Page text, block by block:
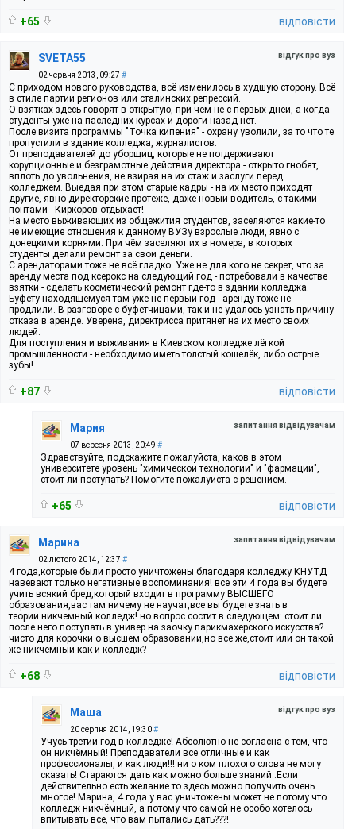
+65 відповісти
відгук про вуз
SVETA55
02 червня 2013, 09:27 #
С приходом нового руководства, всё изменилось в худшую сторону. Всё
в стиле партии регионов или сталинских репрессий.
О взятках здесь говорят в открытую, при чём не с первых дней, а когда
студенты уже на паследних курсах и дороги назад нет.
После визита программы "Точка кипения" - охрану уволили, за то что те
пропустили в здание колледжа, журналистов.
От преподавателей до уборщиц, которые не потдерживают
корупционные и безграмотные действия директора - открыто гнобят,
вплоть до увольнения, не взирая на их стаж и заслуги перед
колледжем. Выедая при этом старые кадры - на их место приходят
другие, явно директорские протеже, даже новый водитель, с такими
понтами - Киркоров отдыхает!
На место выживающих из общежития студентов, заселяются какие-то
не имеющие отношения к данному ВУЗу взрослые люди, явно с
донецкими корнями. При чём заселяют их в номера, в которых
студенты делали ремонт за свои деньги.
С арендаторами тоже не всё гладко. Уже не для кого не секрет, что за
аренду места под ксерокс на следующий год - потребовали в качестве
взятки - сделать косметический ремонт где-то в здании колледжа.
Буфету находящемуся там уже не первый год - аренду тоже не
продлили. В разговоре с буфетчицами, так и не удалось узнать причину
отказа в аренде. Уверена, директрисса притянет на их место своих
людей.
Для поступления и выживания в Киевском колледже лёгкой
промышленности - необходимо иметь толстый кошелёк, либо острые
зубы!
+87 відповісти
запитання відвідувачам
Мария
07 вересня 2013, 20:49 #
Здравствуйте, подскажите пожалуйста, каков в этом
университете уровень "химической технологии" и "фармации",
стоит ли поступать? Помогите пожалуйста с решением.
+65 відповісти
запитання відвідувачам
Марина
02 лютого 2014, 12:37 #
4 года,которые были просто уничтожены благодаря колледжу КНУТД
навевают только негативные воспоминания! все эти 4 года вы будете
учить всякий бред,который входит в программу ВЫСШЕГО
образования,вас там ничему не научат,все вы будете знать в
теории.никчемный колледж! но вопрос состит в следующем: стоит ли
после него поступать в универ на заочку парикмахерского искусства?
чисто для корочки о высшем образовании,но все же,стоит или он такой
же никчемный как и колледж?
+68 відповісти
відгук про вуз
Маша
20 серпня 2014, 19:30#
Учусь третий год в колледже! Абсолютно не согласна с тем, что
он никчёмный! Преподаватели все отличные и как
профессионалы, и как люди!!! ни о ком плохого слова не могу
сказать! Стараются дать как можно больше знаний..Если
действительно есть желание то здесь можно получить очень
многое! Марина, 4 года у вас уничтожены может не потому что
колледж никчёмный, а потому что самой не особо хотелось
впитывать все, что вам пытались дать???!